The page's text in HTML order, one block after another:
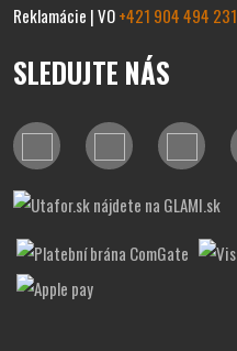
Reklamácie | VO+421 904 494 231
SLEDUJTE NÁS